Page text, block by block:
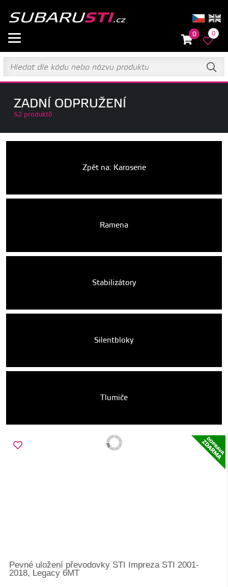
0 0
ZADNÍ ODPRUŽENÍ
52 produktů
Zpět na: Karoserie
Ramena
Stabilizátory
Silentbloky
Tlumiče
Pevné uložení převodovky STI Impreza STI 2001-
2018, Legacy 6MT